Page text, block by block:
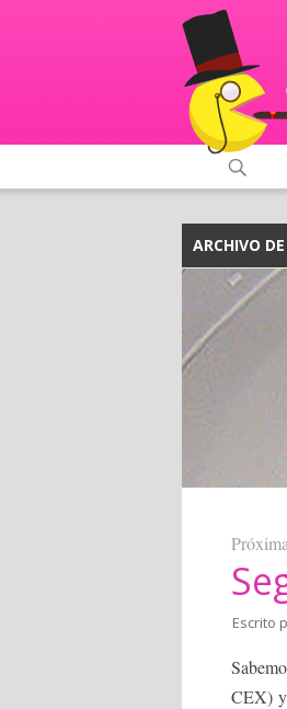
ARCHIVO
Escrito
CEX) y